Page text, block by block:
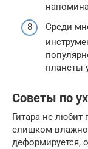
Среди
планеты
Советы по
Гитара не любит
слишком
деформируется,